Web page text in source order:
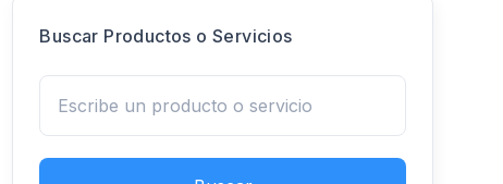
Buscar Productos o Servicios